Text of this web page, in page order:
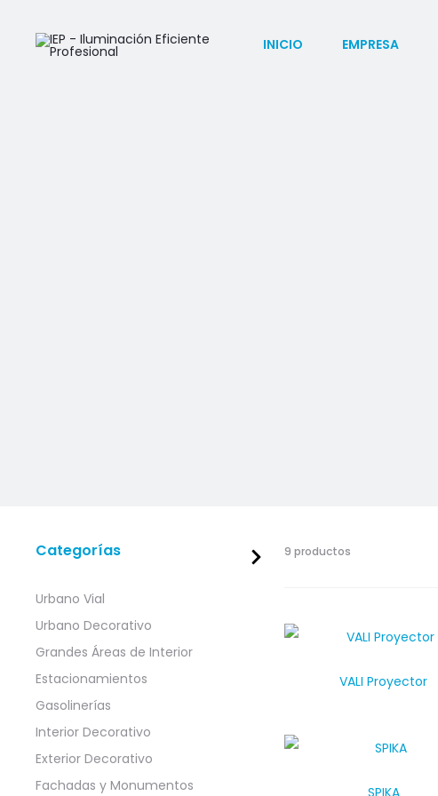
INICIO EMPRESA
9 productos
VALI Proyector
SPIKA
Categorías
Urbano Vial
Urbano Decorativo
Grandes Áreas de Interior
Estacionamientos
Gasolinerías
Interior Decorativo
Exterior Decorativo
Fachadas y Monumentos